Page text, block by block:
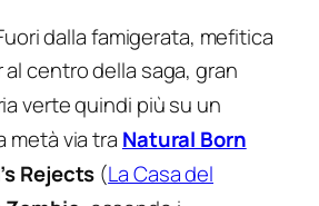
dalla famigerata, mefitica
centro della saga, gran
verte quindi più su un
metà via tra Natural Born
Rejects (La Casa del